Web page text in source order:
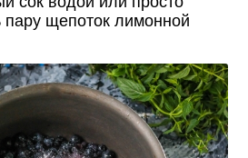
пару щепоток лимонной